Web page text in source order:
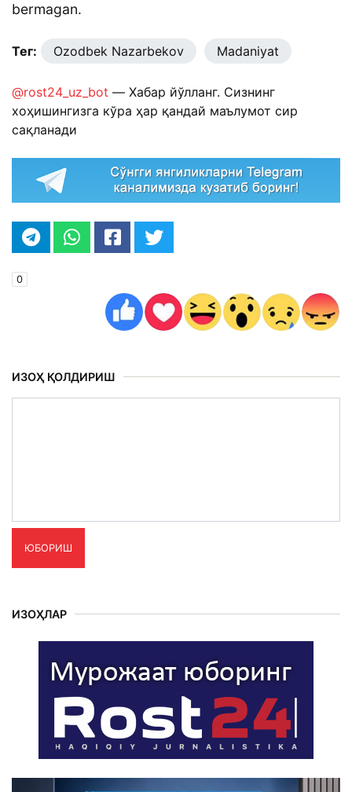
bermagan.
Тег: Ozodbek Nazarbekov Madaniyat
@rost24_uz_bot — Хабар йўлланг. Сизнинг
хоҳишингизга кўра ҳар қандай маълумот сир
сақланади
0
ИЗОҲ ҚОЛДИРИШ
ЮБОРИШ
ИЗОҲЛАР